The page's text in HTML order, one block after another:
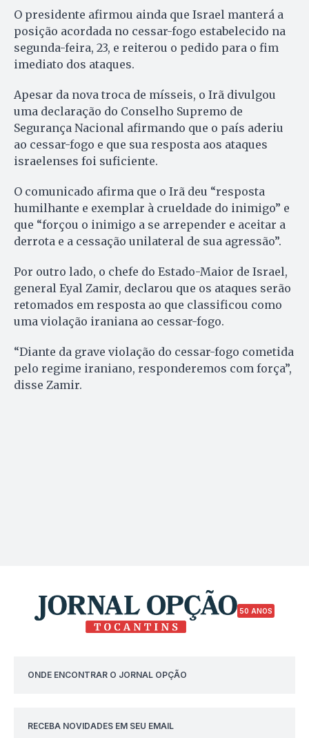
O presidente afirmou ainda que Israel manterá a
posição acordada no cessar-fogo estabelecido na
segunda-feira, 23, e reiterou o pedido para o fim
imediato dos ataques.
Apesar da nova troca de mísseis, o Irã divulgou
uma declaração do Conselho Supremo de
Segurança Nacional afirmando que o país aderiu
ao cessar-fogo e que sua resposta aos ataques
israelenses foi suficiente.
O comunicado afirma que o Irã deu “resposta
humilhante e exemplar à crueldade do inimigo” e
que “forçou o inimigo a se arrepender e aceitar a
derrota e a cessação unilateral de sua agressão”.
Por outro lado, o chefe do Estado-Maior de Israel,
general Eyal Zamir, declarou que os ataques serão
retomados em resposta ao que classificou como
uma violação iraniana ao cessar-fogo.
“Diante da grave violação do cessar-fogo cometida
pelo regime iraniano, responderemos com força”,
disse Zamir.
50 ANOS
ONDE ENCONTRAR O JORNAL OPÇÃO
RECEBA NOVIDADES EM SEU EMAIL